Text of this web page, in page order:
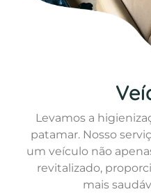
Levamos a
patamar. Nosso
um veículo não
revitalizado,
mais